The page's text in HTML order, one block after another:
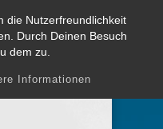
die Nutzerfreundlichkeit
Durch Deinen Besuch
dem zu.
Informationen